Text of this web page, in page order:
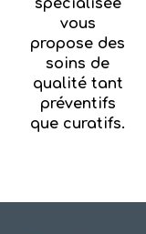
vous
propose des
soins de
qualité tant
préventifs
que curatifs.